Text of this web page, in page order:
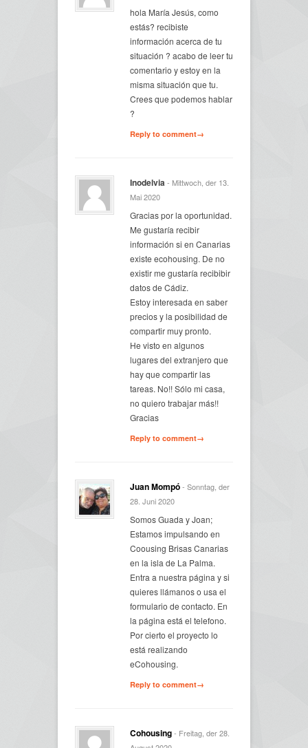
hola María Jesús, como
estás? recibiste
información acerca de tu
situación ? acabo de leer tu
comentario y estoy en la
misma situación que tu.
Crees que podemos hablar
?
Reply to comment→
Inodelvia- Mittwoch, der 13.
Mai 2020
Gracias por la oportunidad.
Me gustaría recibir
información si en Canarias
existe ecohousing. De no
existir me gustaría recibibir
datos de Cádiz.
Estoy interesada en saber
precios y la posibilidad de
compartir muy pronto.
He visto en algunos
lugares del extranjero que
hay que compartir las
tareas. No!! Sólo mi casa,
no quiero trabajar más!!
Gracias
Reply to comment→
Juan Mompó- Sonntag, der
28. Juni 2020
Somos Guada y Joan;
Estamos impulsando en
Coousing Brisas Canarias
en la isla de La Palma.
Entra a nuestra página y si
quieres llámanos o usa el
formulario de contacto. En
la página está el telefono.
Por cierto el proyecto lo
está realizando
eCohousing.
Reply to comment→
Cohousing- Freitag, der 28.